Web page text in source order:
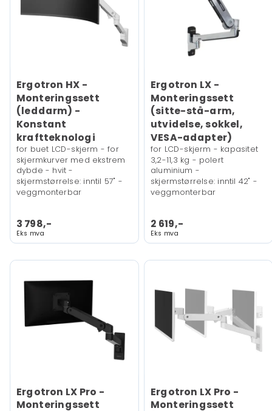
Ergotron HX -
Monteringssett
(leddarm) -
Konstant
kraftteknologi
for buet LCD-skjerm - for
skjermkurver med ekstrem
dybde - hvit -
skjermstørrelse: inntil 57" -
veggmonterbar
3 798,-
Eks mva
Ergotron LX -
Monteringssett
(sitte-stå-arm,
utvidelse, sokkel,
VESA-adapter)
for LCD-skjerm - kapasitet
3,2-11,3 kg - polert
aluminium -
skjermstørrelse: inntil 42" -
veggmonterbar
2 619,-
Eks mva
Ergotron LX Pro -
Monteringssett
Ergotron LX Pro -
Monteringssett